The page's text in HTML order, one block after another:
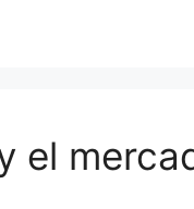
el